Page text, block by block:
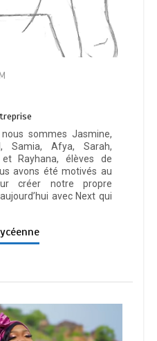
sommes Jasmine,
Samia, Afya, Sarah,
Rayhana, élèves de
avons été motivés au
créer notre propre
avec Next qui